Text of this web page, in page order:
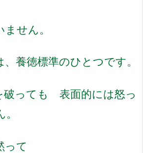
せん。
養徳標準のひとつです。
っても 表面的には怒っ
って